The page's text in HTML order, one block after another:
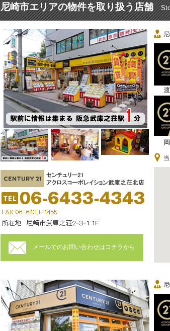
尼崎市エリアの物件を取り扱う店舗
メールでのお問い合わせはコチラから